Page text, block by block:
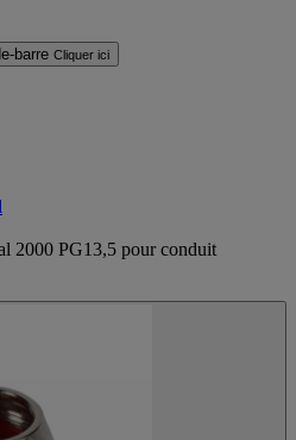
barre Cliquer ici
2000 PG13,5 pour conduit